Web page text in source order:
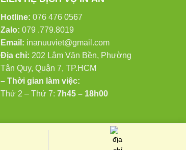
Hotline: 076 476 0567
Zalo: 079 .779.8019
Email: inanuuviet@gmail.com
Địa chỉ: 202 Lâm Văn Bền, Phường
Tân Quy, Quận 7, TP.HCM
– Thời gian làm việc:
Thứ 2 – Thứ 7: 7h45 – 18h00